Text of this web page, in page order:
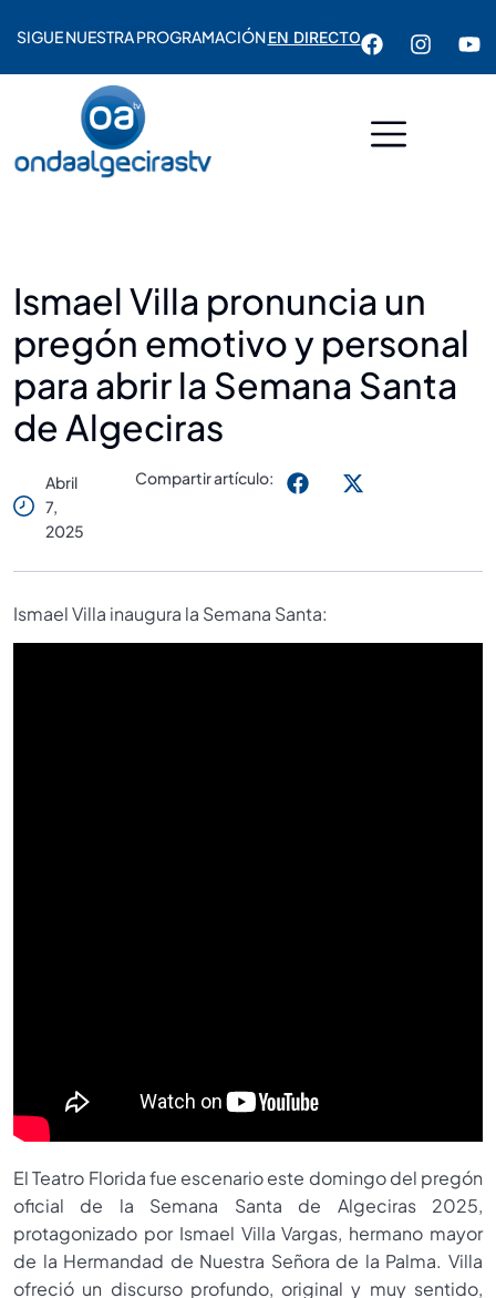
SIGUE NUESTRA PROGRAMACIÓNEN DIRECTO
Ismael Villa pronuncia un
pregón emotivo y personal
para abrir la Semana Santa
de Algeciras
Abril
7,
2025
Compartir artículo:
Ismael Villa inaugura la Semana Santa:
El Teatro Florida fue escenario este domingo del pregón
oficial de la Semana Santa de Algeciras 2025,
protagonizado por Ismael Villa Vargas, hermano mayor
de la Hermandad de Nuestra Señora de la Palma. Villa
ofreció un discurso profundo, original y muy sentido,